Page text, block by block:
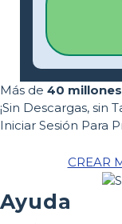
Más de 40 millones
¡Sin Descargas, sin
Iniciar Sesión Para
CREAR
Ayuda